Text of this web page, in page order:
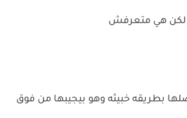
لكن هي متعرفش
بطريقه خبيثه وهو بيجيبها من فوق